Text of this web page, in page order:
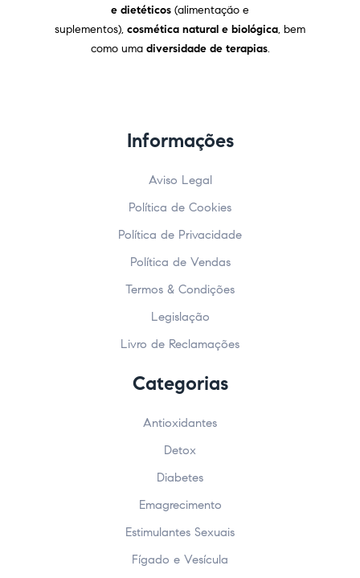
e dietéticos (alimentação e
suplementos), cosmética natural e biológica, bem
como uma diversidade de terapias.
Informações
Aviso Legal
Política de Cookies
Política de Privacidade
Política de Vendas
Termos & Condições
Legislação
Livro de Reclamações
Categorias
Antioxidantes
Detox
Diabetes
Emagrecimento
Estimulantes Sexuais
Fígado e Vesícula